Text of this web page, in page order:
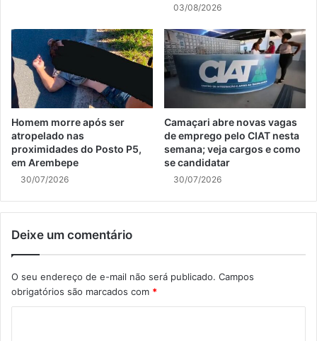
03/08/2026
Homem morre após ser
atropelado nas
proximidades do Posto P5,
em Arembepe
30/07/2026
Camaçari abre novas vagas
de emprego pelo CIAT nesta
semana; veja cargos e como
se candidatar
30/07/2026
Deixe um comentário
O seu endereço de e-mail não será publicado. Campos
obrigatórios são marcados com *